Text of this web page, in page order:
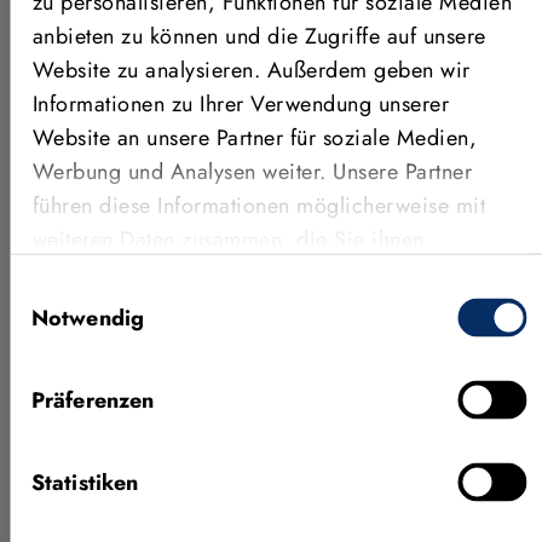
anbieten zu können und die Zugriffe auf unsere
Website zu analysieren. Außerdem geben wir
Informationen zu Ihrer Verwendung unserer
Website an unsere Partner für soziale Medien,
Werbung und Analysen weiter. Unsere Partner
führen diese Informationen möglicherweise mit
Nutzung der Dienste gesammelt haben.
Notwendig
Präferenzen
Statistiken
Softwareprodukte effizient und nahtlos in
Bildverarbeitungssysteme integrieren. Jedes
Ingenieursunternehmen, das im MVTec Certified
Integration Partner Programm aufgenommen wird,
durchläuft einen anspruchsvollen Auswahlprozess. Wir
sind zuversichtlich, dass Sie unter unseren Partnern den
idealen Systemintegrator für Ihre spezifische
Weitere News